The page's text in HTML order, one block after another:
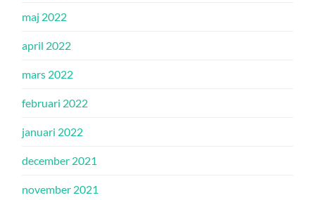
maj 2022
april 2022
mars 2022
februari 2022
januari 2022
december 2021
november 2021